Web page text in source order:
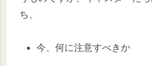
ち、
今、何に注意すべきか